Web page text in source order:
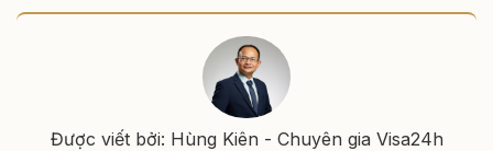
Được viết bởi: Hùng Kiên - Chuyên gia Visa24h